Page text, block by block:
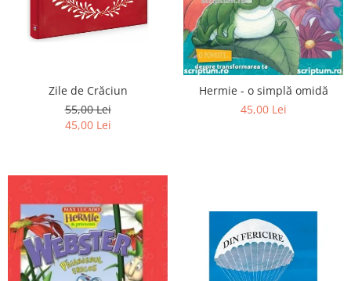
Zile de Crăciun
55,00 Lei
45,00 Lei
Hermie - o simplă omidă
45,00 Lei